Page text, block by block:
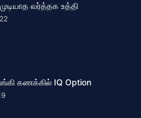
வர்த்தக உத்தி
கணக்கில் IQ Option